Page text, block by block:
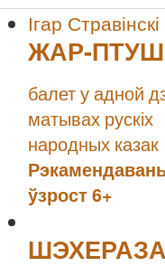
Ігар Стравінскі
ЖАР-
балет у адной
матывах рускіх
народных казак
ўзрост 6+